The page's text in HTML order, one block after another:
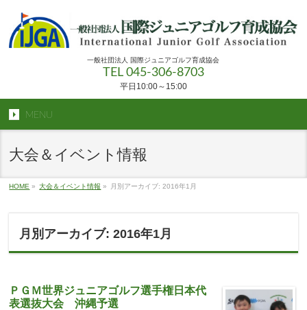
一般社団法人 国際ジュニアゴルフ育成協会
TEL 045-306-8703
平日10:00～15:00
MENU
大会＆イベント情報
HOME » 大会＆イベント情報 » 月別アーカイブ: 2016年1月
月別アーカイブ: 2016年1月
ＰＧＭ世界ジュニアゴルフ選手権日本代
表選抜大会 沖縄予選